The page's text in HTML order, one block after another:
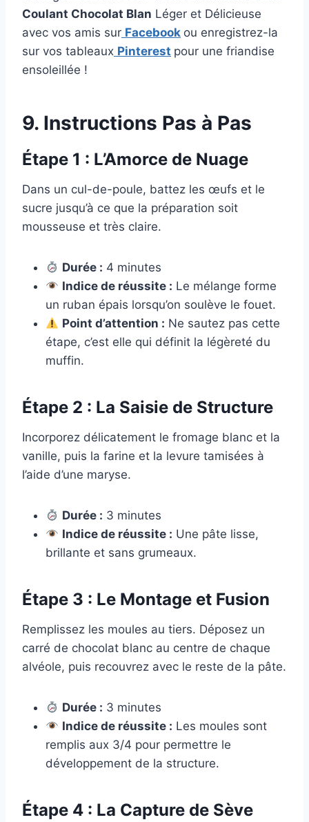
Coulant Chocolat Blan Léger et Délicieuse
avec vos amis sur Facebook ou enregistrez-la
sur vos tableaux Pinterest pour une friandise
ensoleillée !
9. Instructions Pas à Pas
Étape 1 : L’Amorce de Nuage
Dans un cul-de-poule, battez les œufs et le
sucre jusqu’à ce que la préparation soit
mousseuse et très claire.
Durée : 4 minutes
Indice de réussite : Le mélange forme
un ruban épais lorsqu’on soulève le fouet.
Point d’attention : Ne sautez pas cette
étape, c’est elle qui définit la légèreté du
muffin.
Étape 2 : La Saisie de Structure
Incorporez délicatement le fromage blanc et la
vanille, puis la farine et la levure tamisées à
l’aide d’une maryse.
Durée : 3 minutes
Indice de réussite : Une pâte lisse,
brillante et sans grumeaux.
Étape 3 : Le Montage et Fusion
Remplissez les moules au tiers. Déposez un
carré de chocolat blanc au centre de chaque
alvéole, puis recouvrez avec le reste de la pâte.
Durée : 3 minutes
Indice de réussite : Les moules sont
remplis aux 3/4 pour permettre le
développement de la structure.
Étape 4 : La Capture de Sève